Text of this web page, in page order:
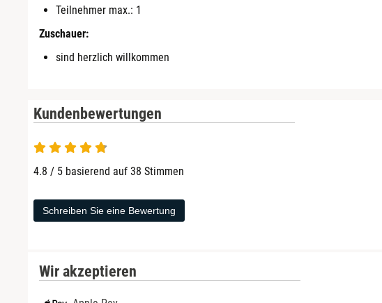
Teilnehmer max.: 1
Zuschauer:
sind herzlich willkommen
Kundenbewertungen
4.8 von 5
4.8 / 5 basierend auf 38 Stimmen
Schreiben Sie eine Bewertung
Wir akzeptieren